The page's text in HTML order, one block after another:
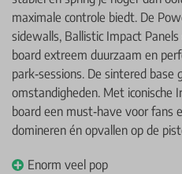
maximale controle biedt. De
sidewalls, Ballistic Impact
board extreem duurzaam en
park‑sessions. De sintered base
omstandigheden. Met iconische
board een must‑have voor fans
domineren én opvallen op de
Enorm veel pop